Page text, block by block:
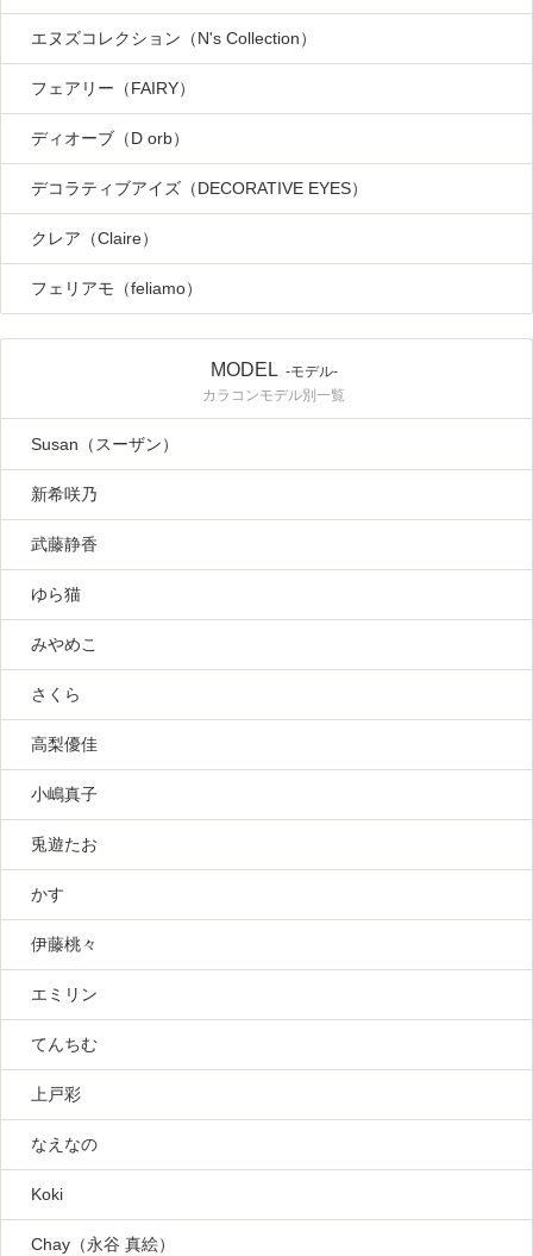
エヌズコレクション（N's Collection）
フェアリー（FAIRY）
ディオーブ（D orb）
デコラティブアイズ（DECORATIVE EYES）
クレア（Claire）
フェリアモ（feliamo）
MODEL -モデル-
カラコンモデル別一覧
Susan（スーザン）
新希咲乃
武藤静香
ゆら猫
みやめこ
さくら
高梨優佳
小嶋真子
兎遊たお
かす
伊藤桃々
エミリン
てんちむ
上戸彩
なえなの
Koki
Chay（永谷 真絵）